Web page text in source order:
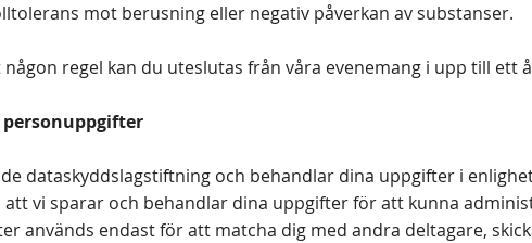
mot berusning eller negativ påverkan av substanser.
regel kan du uteslutas från våra evenemang i upp till ett
dataskyddslagstiftning och behandlar dina uppgifter i
att vi sparar och behandlar dina uppgifter för att kunna
används endast för att matcha dig med andra deltagare,